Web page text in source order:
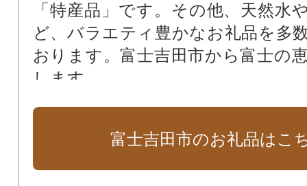
「特産品」です。その他、天然水
ど、バラエティ豊かなお礼品を多
おります。富士吉田市から富士の
します。
富士吉田市のお礼品はこ